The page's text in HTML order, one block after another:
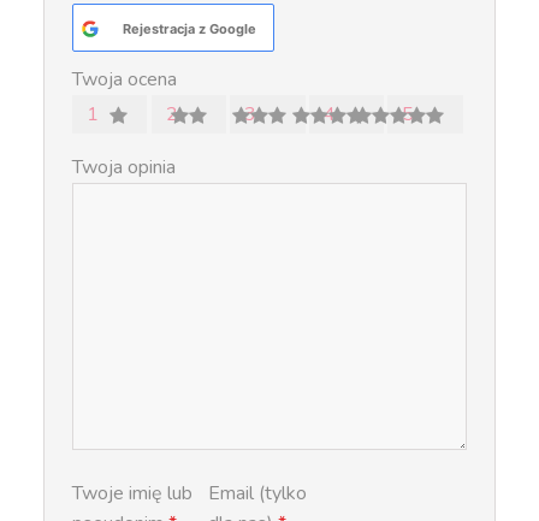
Rejestracja z Google
Twoja ocena
1
2 3 4
5
Twoja opinia
Twoje imię lub
Email (tylko